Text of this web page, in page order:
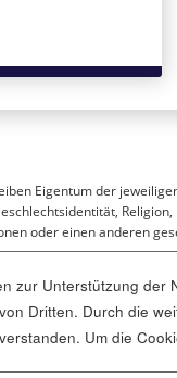
Eigentum der
oder einen anderen
zur Unterstützung
Dritten. Durch die
Inhalt öffnet sich in
Um die